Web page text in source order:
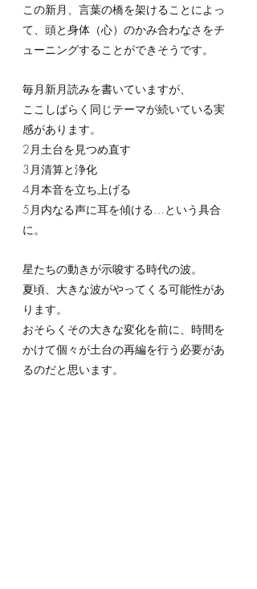
この新月、言葉の橋を架けることによっ
て、頭と身体（心）のかみ合わなさをチ
ューニングすることができそうです。
毎月新月読みを書いていますが、
ここしばらく同じテーマが続いている実
感があります。
2月土台を見つめ直す
3月清算と浄化
4月本音を立ち上げる
5月内なる声に耳を傾ける…という具合
に。
星たちの動きが示唆する時代の波。
夏頃、大きな波がやってくる可能性があ
ります。
おそらくその大きな変化を前に、時間を
かけて個々が土台の再編を行う必要があ
るのだと思います。